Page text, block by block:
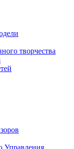
творчества
Управления